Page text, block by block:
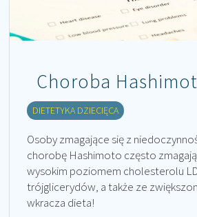
Choroba
DIETETYKA DZIECIĘCA
Osoby zmagające się z
chorobę Hashimoto często
wysokim poziomem cholesterolu
trójglicerydów, a także ze
wkracza dieta!